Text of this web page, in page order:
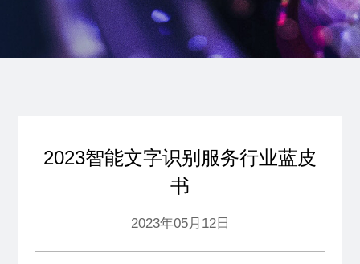
2023智能文字识别服务行业蓝皮
书
2023年05月12日